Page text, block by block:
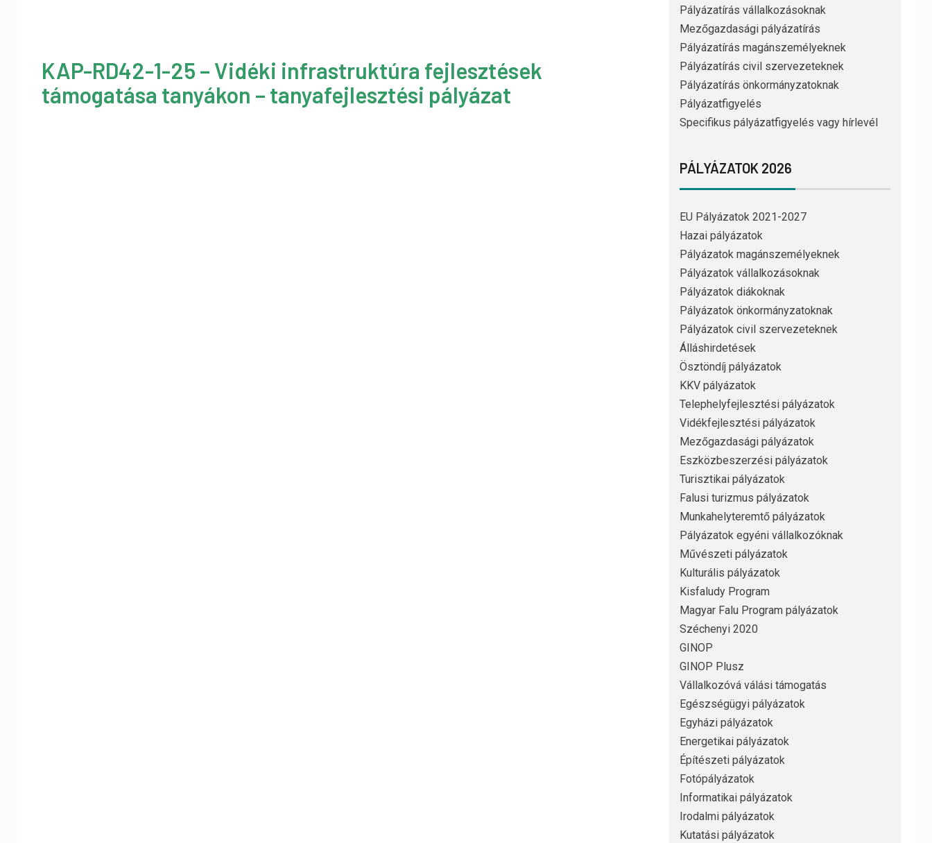
KAP-RD42-1-25 – Vidéki infrastruktúra fejlesztések
támogatása tanyákon – tanyafejlesztési pályázat
Pályázatírás vállalkozásoknak
Mezőgazdasági pályázatírás
Pályázatírás magánszemélyeknek
Pályázatírás civil szervezeteknek
Pályázatírás önkormányzatoknak
Pályázatfigyelés
Specifikus pályázatfigyelés vagy hírlevél
PÁLYÁZATOK 2026
EU Pályázatok 2021-2027
Hazai pályázatok
Pályázatok magánszemélyeknek
Pályázatok vállalkozásoknak
Pályázatok diákoknak
Pályázatok önkormányzatoknak
Pályázatok civil szervezeteknek
Álláshirdetések
Ösztöndíj pályázatok
KKV pályázatok
Telephelyfejlesztési pályázatok
Vidékfejlesztési pályázatok
Mezőgazdasági pályázatok
Eszközbeszerzési pályázatok
Turisztikai pályázatok
Falusi turizmus pályázatok
Munkahelyteremtő pályázatok
Pályázatok egyéni vállalkozóknak
Művészeti pályázatok
Kulturális pályázatok
Kisfaludy Program
Magyar Falu Program pályázatok
Széchenyi 2020
GINOP
GINOP Plusz
Vállalkozóvá válási támogatás
Egészségügyi pályázatok
Egyházi pályázatok
Energetikai pályázatok
Építészeti pályázatok
Fotópályázatok
Informatikai pályázatok
Irodalmi pályázatok
Kutatási pályázatok